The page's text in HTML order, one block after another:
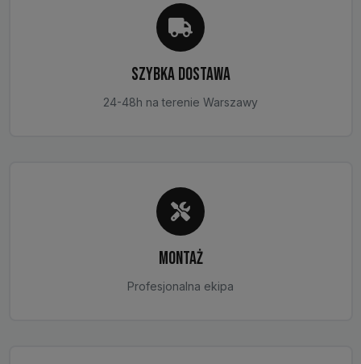
SZYBKA DOSTAWA
24-48h na terenie Warszawy
MONTAŻ
Profesjonalna ekipa